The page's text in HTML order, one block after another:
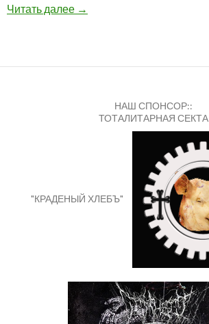
Читать далее Капище 2020 @ NiKo
→
НАШ СПОНСОР::
ТОТАЛИТАРНАЯ СЕКТА
"КРАДЕНЫЙ ХЛЕБЪ"